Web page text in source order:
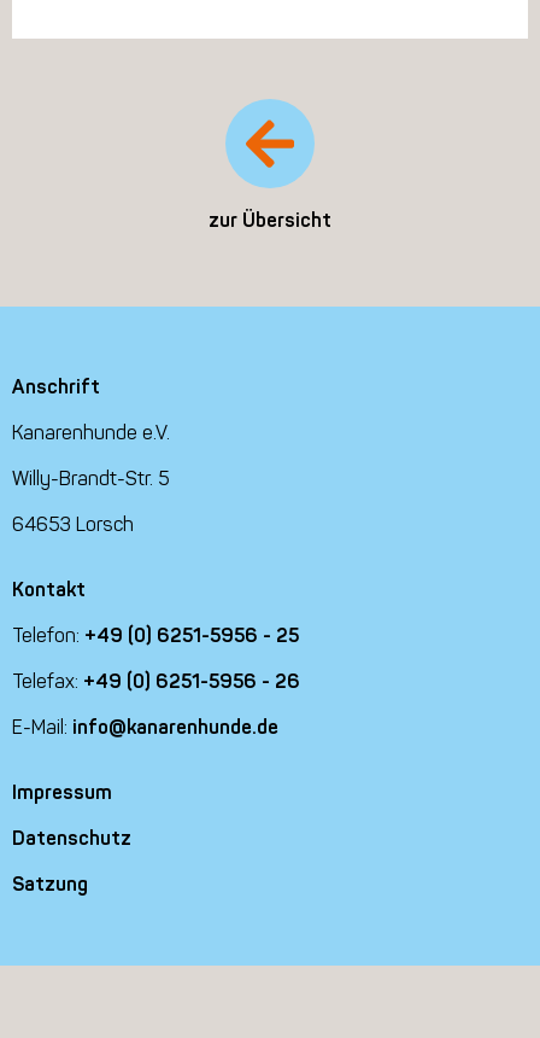
zur Übersicht
Anschrift
Kanarenhunde e.V.
Willy-Brandt-Str. 5
64653 Lorsch
Kontakt
Telefon: +49 (0) 6251-5956 - 25
Telefax: +49 (0) 6251-5956 - 26
E-Mail: info@kanarenhunde.de
Impressum
Datenschutz
Satzung